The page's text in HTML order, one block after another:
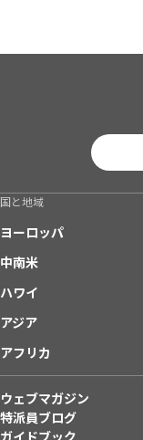
国と地域
ヨーロッパ
中南米
ハワイ
アジア
アフリカ
ウェブマガジン
特派員ブログ
ガイドブック